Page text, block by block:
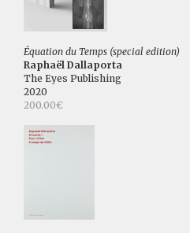
Équation du Temps (special edition)
Raphaël Dallaporta
The Eyes Publishing
2020
200.00€